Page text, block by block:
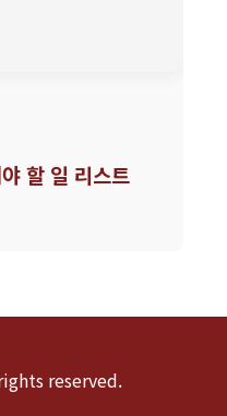
할 일 리스트
reserved.